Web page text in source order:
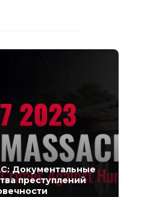
Документальные
преступлений